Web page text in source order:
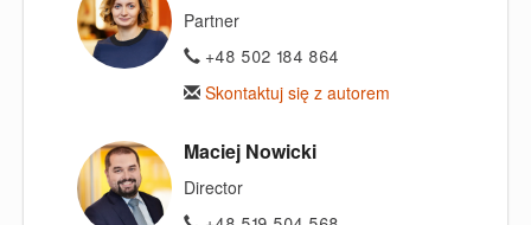
Partner
+48 502 184 864
Skontaktuj się z autorem
Maciej Nowicki
Director